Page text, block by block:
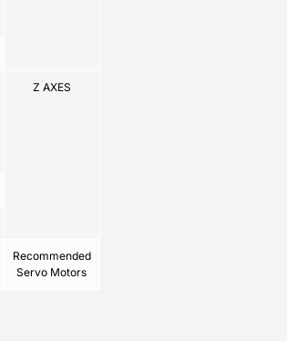
Z AXES
Recommended
Servo Motors